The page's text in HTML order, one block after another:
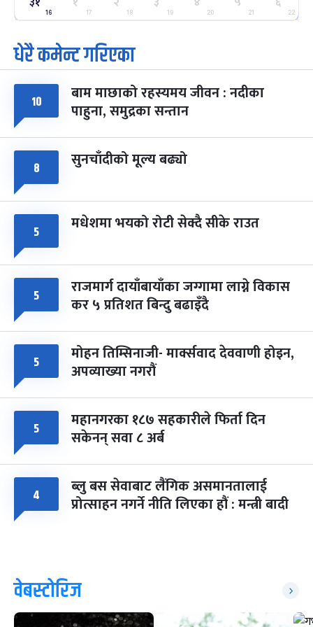
मंगल फाल्गुन २५, २०८३ Mar 9, 2027
७
आइत
पूर्णिमा व्रत
चैत्र ७, २०८३-Mar 21, 2027
८ फागुपूर्णिमा
चैत्र ८, २०८३-Mar 22, 2027
७ महिना बाँकी
16 17 18 19 20 21 22
धेरै कमेन्ट गरिएका
१० बाम माछाको रहस्यमय जीवन : नदीका
पाहुना, समुद्रका सन्तान
८ सुनचाँदीको मूल्य बढ्यो
५ मधेशमा भयको रोटी सेक्दै सीके राउत
५ राजमार्ग दायाँबायाँका जग्गामा लाग्ने विकास
कर ५ प्रतिशत बिन्दु बढाइँदै
५ मोहन तिम्सिनाजी- मार्क्सवाद देववाणी होइन,
अपव्याख्या नगरौं
५ महानगरका १८७ सहकारीले फिर्ता दिन
सकेनन् सवा ८ अर्ब
४ ब्लु बस सेवाबाट लैंगिक असमानतालाई
प्रोत्साहन नगर्ने नीति लिएका हौं : मन्त्री बादी
वेबस्टोरिज